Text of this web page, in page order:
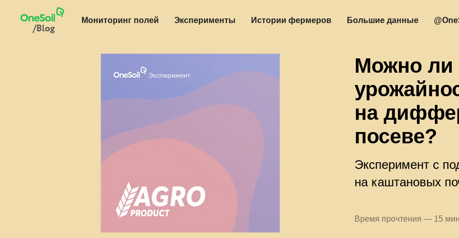
Мониторинг полей Эксперименты Истории фермеров Большие данные
Можно ли
на
посеве?
Время прочтения — 15
Эксперимент с
на каштановых